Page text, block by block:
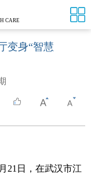
CARE
变身“智慧
月 21 日，在武汉市江